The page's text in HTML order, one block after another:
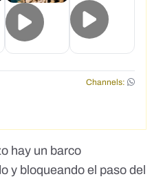
Channels:
hay un barco
y bloqueando el paso del